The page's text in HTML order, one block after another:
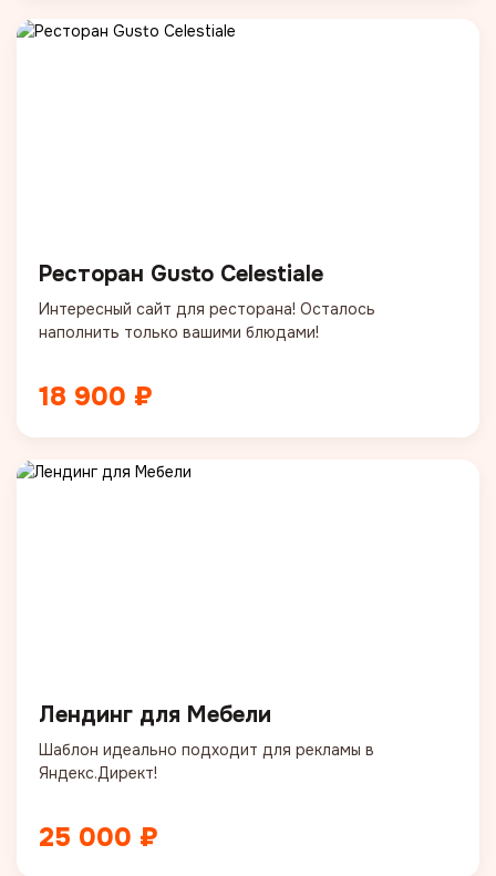
Ресторан Gusto Celestiale
Интересный сайт для ресторана! Осталось
наполнить только вашими блюдами!
18 900 ₽
Лендинг для Мебели
Шаблон идеально подходит для рекламы в
Яндекс.Директ!
25 000 ₽